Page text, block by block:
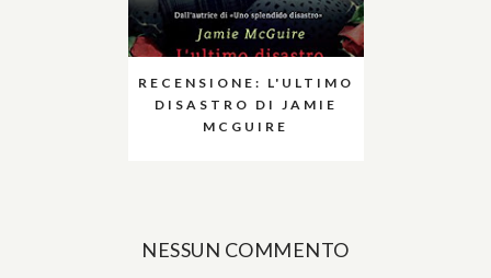
RECENSIONE: L'ULTIMO
DISASTRO DI JAMIE
MCGUIRE
NESSUN COMMENTO